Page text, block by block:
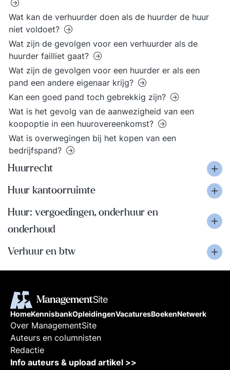
Wat kan de verhuurder doen als de huurder de huur
niet voldoet?
Wat zijn de gevolgen voor een verhuurder als de
huurder failliet gaat?
Wat zijn de gevolgen voor een huurder er als een
pand een andere eigenaar krijg?
Kan een goed pand toch gebrekkig zijn?
Wat is het gevolg van de aanwezigheid van een
koopoptie in een huurovereenkomst?
Wat is overwegingen bij het kopen van een
bedrijfspand?
Huurrecht
Huur kantoorruimte
Huur: vergoedingen, onderhuur en
onderhoud
Verhuur en btw
HomeKennisbankOpleidingenVacaturesBoekenNetwerk
Over ManagementSite
Auteurs en columnisten
Redactie
Info auteurs & upload artikel >>